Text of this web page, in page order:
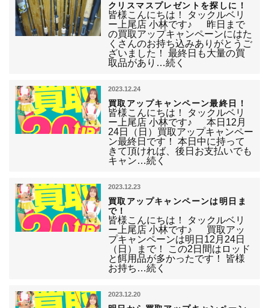
クリスマスプレゼントを探しに！
皆様こんにちは！ タックルベリ
ー上尾店 小林です♪ 昨日まで
の買取アップキャンペーンにはた
くさんのお持ち込みありがとうご
ざいました！ 最終日も大量の買
取品があり…続く
2023.12.24
買取アップキャンペーン最終日！
皆様こんにちは！ タックルベリ
ー上尾店 小林です♪ 本日12月
24日（日）買取アップキャンペー
ン最終日です！ 本日中に持って
きて頂ければ、後日お支払いでも
キャン…続く
2023.12.23
買取アップキャンペーンは明日ま
で！
皆様こんにちは！ タックルベリ
ー上尾店 小林です♪ 買取アッ
プキャンペーンは明日12月24日
（日）まで！ この2日間はロッド
と餌用品が多かったです！ 皆様
お持ち…続く
2023.12.20